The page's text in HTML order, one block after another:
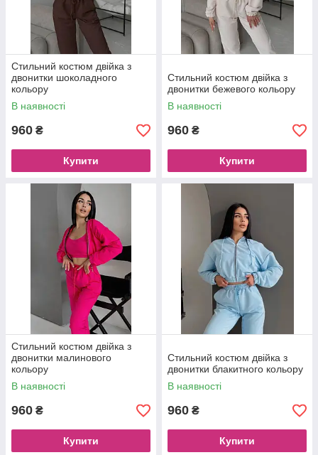
Стильний костюм двійка з
двонитки шоколадного
кольору
В наявності
960 ₴
Купити
Стильний костюм двійка з
двонитки бежевого кольору
В наявності
960 ₴
Купити
Стильний костюм двійка з
двонитки малинового
кольору
В наявності
960 ₴
Купити
Стильний костюм двійка з
двонитки блакитного кольору
В наявності
960 ₴
Купити